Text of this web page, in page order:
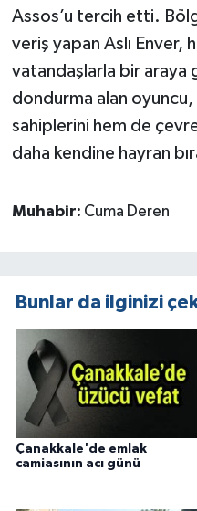
Assos’u tercih etti.
veriş yapan Aslı Enver,
vatandaşlarla bir araya
dondurma alan
sahiplerini hem de
daha kendine hayran
Muhabir: Cuma Deren
Bunlar da ilginizi
Çanakkale'de emlak
camiasının acı günü